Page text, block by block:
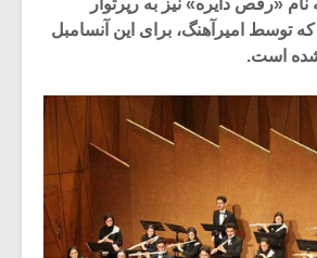
توسط امیرآهنگ، برای این آنسامبل
شده است.